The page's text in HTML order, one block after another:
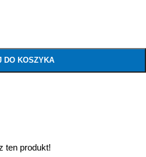
DO KOSZYKA
ten produkt!